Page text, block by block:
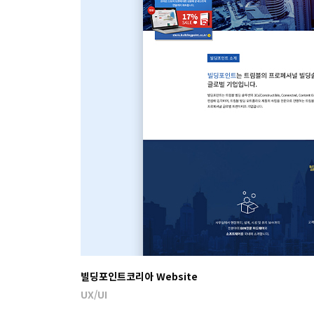
빌딩포인트코리아 Website
UX/UI